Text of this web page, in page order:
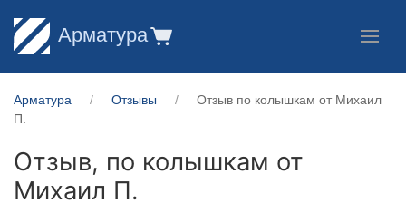
Арматура
Арматура Отзывы
Отзыв по колышкам от Михаил
П.
Отзыв, по колышкам от
Михаил П.